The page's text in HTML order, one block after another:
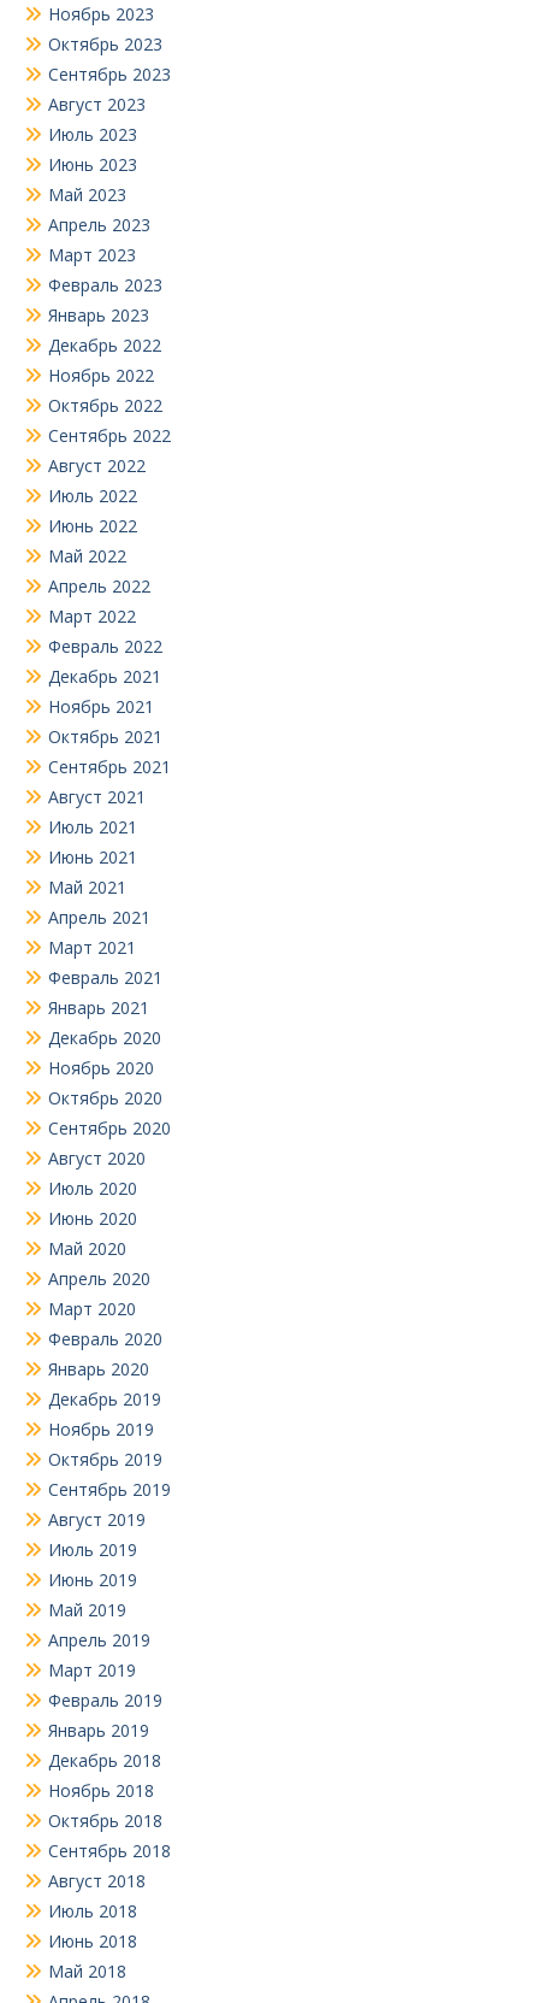
Ноябрь 2023
Октябрь 2023
Сентябрь 2023
Август 2023
Июль 2023
Июнь 2023
Май 2023
Апрель 2023
Март 2023
Февраль 2023
Январь 2023
Декабрь 2022
Ноябрь 2022
Октябрь 2022
Сентябрь 2022
Август 2022
Июль 2022
Июнь 2022
Май 2022
Апрель 2022
Март 2022
Февраль 2022
Декабрь 2021
Ноябрь 2021
Октябрь 2021
Сентябрь 2021
Август 2021
Июль 2021
Июнь 2021
Май 2021
Апрель 2021
Март 2021
Февраль 2021
Январь 2021
Декабрь 2020
Ноябрь 2020
Октябрь 2020
Сентябрь 2020
Август 2020
Июль 2020
Июнь 2020
Май 2020
Апрель 2020
Март 2020
Февраль 2020
Январь 2020
Декабрь 2019
Ноябрь 2019
Октябрь 2019
Сентябрь 2019
Август 2019
Июль 2019
Июнь 2019
Май 2019
Апрель 2019
Март 2019
Февраль 2019
Январь 2019
Декабрь 2018
Ноябрь 2018
Октябрь 2018
Сентябрь 2018
Август 2018
Июль 2018
Июнь 2018
Май 2018